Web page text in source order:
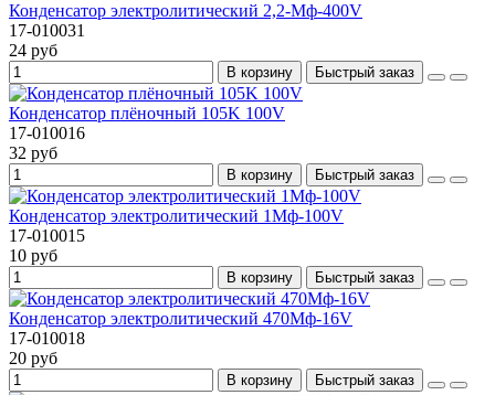
Конденсатор электролитический 2,2-Мф-400V
17-010031
24 руб
В корзину Быстрый заказ
Конденсатор плёночный 105K 100V
17-010016
32 руб
В корзину Быстрый заказ
Конденсатор электролитический 1Mф-100V
17-010015
10 руб
В корзину Быстрый заказ
Конденсатор электролитический 470Mф-16V
17-010018
20 руб
В корзину Быстрый заказ